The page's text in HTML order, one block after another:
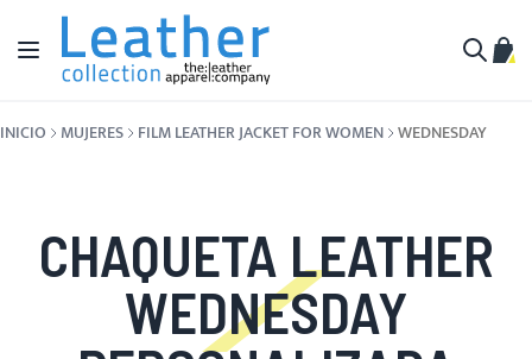
Ir al contenido
Toggle Nav
Mi
INICIO MUJERES FILM LEATHER JACKET FOR WOMEN WEDNESDAY
CHAQUETA LEATHER
WEDNESDAY